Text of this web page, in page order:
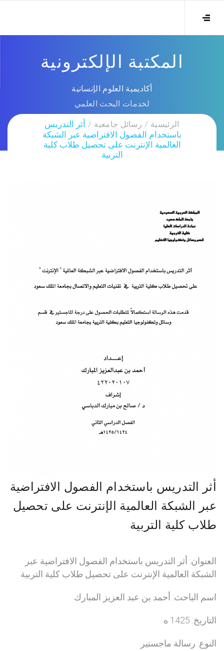
المكتبة الإلكترونية
أكاديمية العلوم الإنسانية
لخدمات البحث العلمي
الرئيسية رسائل جامعية
أثر التدريس
باستخدام الفصول الافتراضية عبر الشبكة
العالمية الإنترنت على تحصيل طلاب كلية
التربية
أثر التدريس باستخدام الفصول الافتراضية
عبر الشبكة العالمية الإنترنت على تحصيل
طلاب كلية التربية
العنوان: أثر التدريس باستخدام الفصول الافتراضية عبر
الشبكة العالمية الإنترنت على تحصيل طلاب كلية التربية
اسم الباحث: أحمد بن عبد العزيز المبارك
التاريخ: 1425 ه
النوع: رسالة ماجستير